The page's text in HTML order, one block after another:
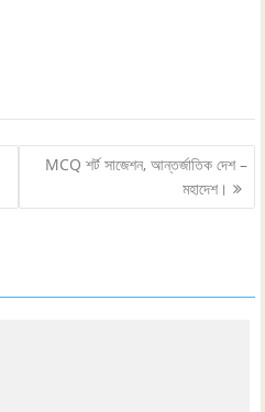
MCQ শর্ট সাজেশন, আন্তর্জাতিক দেশ –
মহাদেশ।